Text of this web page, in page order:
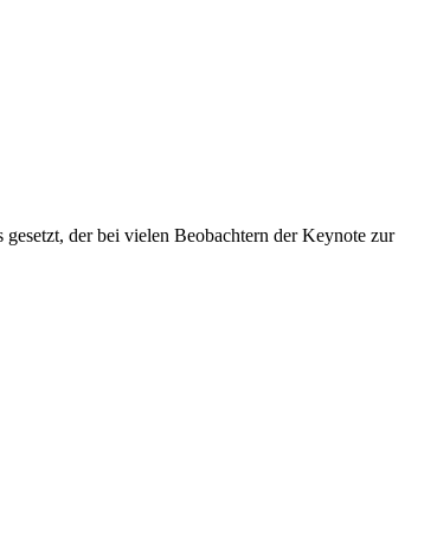
der bei vielen Beobachtern der Keynote zur